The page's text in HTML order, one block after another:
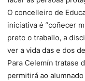
O concelleiro de
iniciativa é “coñecer
preto o traballo, a
ver a vida das e dos
Para Celemín tratase
permitirá ao